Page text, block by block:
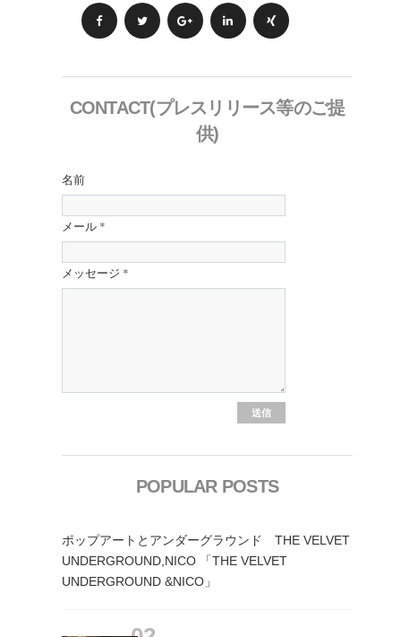
CONTACT(プレスリリース等のご提
供)
名前
メール *
メッセージ *
POPULAR POSTS
ポップアートとアンダーグラウンド THE VELVET
UNDERGROUND,NICO 「THE VELVET
UNDERGROUND &NICO」